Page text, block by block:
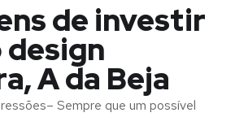
de investir
design
A da Beja
Sempre que um possível